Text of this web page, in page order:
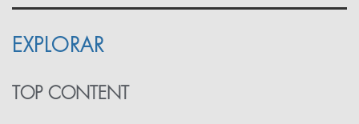
EXPLORAR
TOP CONTENT